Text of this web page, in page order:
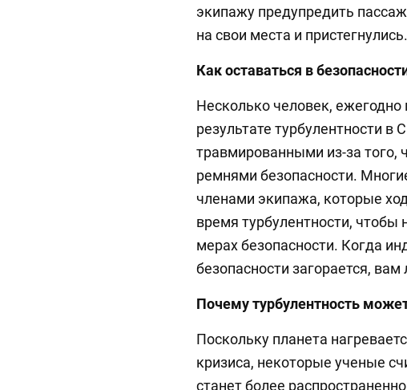
экипажу предупредить
на свои места и пристегнулись.
Как оставаться в
Несколько человек,
результате турбулентности
травмированными из-за того,
ремнями безопасности.
членами экипажа, которые
время турбулентности,
мерах безопасности. Когда
безопасности загорается,
Почему турбулентность
Поскольку планета
кризиса, некоторые ученые
станет более